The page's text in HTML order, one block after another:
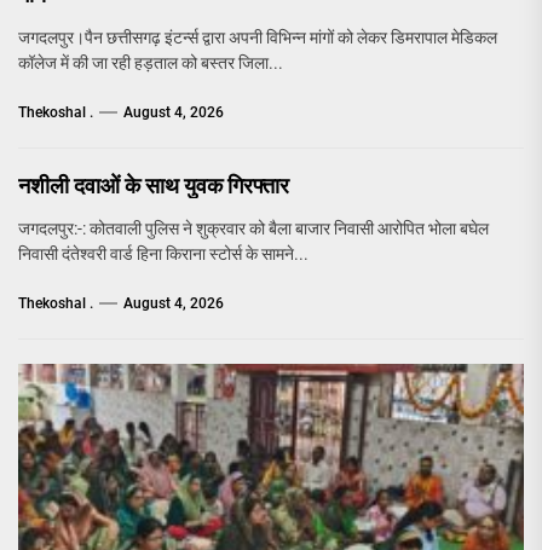
जगदलपुर।पैन छत्तीसगढ़ इंटर्न्स द्वारा अपनी विभिन्न मांगों को लेकर डिमरापाल मेडिकल
कॉलेज में की जा रही हड़ताल को बस्तर जिला...
Thekoshal . August 4, 2026
नशीली दवाओं के साथ युवक गिरफ्तार
जगदलपुर:-: कोतवाली पुलिस ने शुक्रवार को बैला बाजार निवासी आरोपित भोला बघेल
निवासी दंतेश्वरी वार्ड हिना किराना स्टोर्स के सामने...
Thekoshal . August 4, 2026